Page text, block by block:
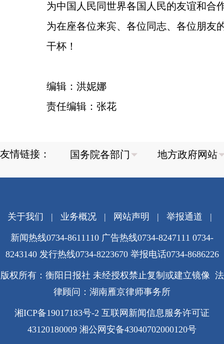
为中国人民同世界各国人民的友谊和合
为在座各位来宾、各位同志、各位朋友
干杯！
编辑：洪妮娜
责任编辑：张花
友情链接：
关于我们 | 业务概况| 网站声明 | 举报通道 |
新闻热线0734-8611110 广告热线0734-8247111 0734-
8243140 发行热线0734-8223670 举报电话0734-8686226
版权所有：衡阳日报社 未经授权禁止复制或建立镜像 法
律顾问：湖南雁京律师事务所
湘ICP备19017183号-2 互联网新闻信息服务许可证
43120180009 湘公网安备43040702000120号